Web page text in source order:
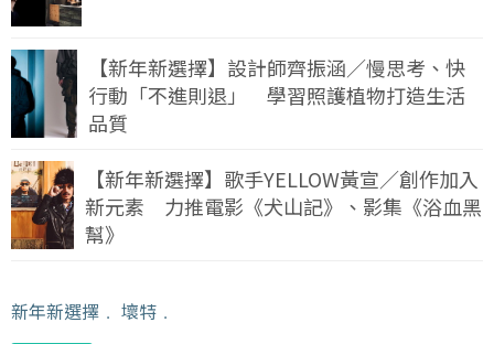
【新年新選擇】設計師齊振涵／慢思考、快
行動「不進則退」 學習照護植物打造生活
品質
【新年新選擇】歌手YELLOW黃宣／創作加入
新元素 力推電影《犬山記》、影集《浴血黑
幫》
新年新選擇 ﹒ 壞特 ﹒